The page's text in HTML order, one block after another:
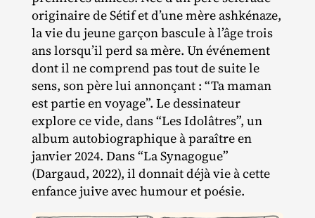
originaire de Sétif et d’une mère ashkénaze,
la vie du jeune garçon bascule à l’âge trois
ans lorsqu’il perd sa mère. Un événement
dont il ne comprend pas tout de suite le
sens, son père lui annonçant : “Ta maman
est partie en voyage”. Le dessinateur
explore ce vide, dans “Les Idolâtres”, un
album autobiographique à paraître en
janvier 2024. Dans “La Synagogue”
(Dargaud, 2022), il donnait déjà vie à cette
enfance juive avec humour et poésie.